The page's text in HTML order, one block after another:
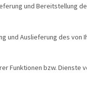
und Bereitstellung
Auslieferung des von
Funktionen bzw. Dienste